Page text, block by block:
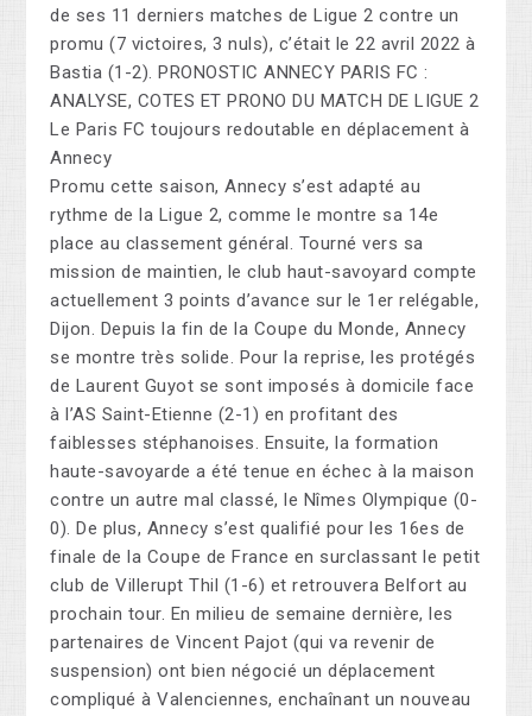
de ses 11 derniers matches de Ligue 2 contre un
promu (7 victoires, 3 nuls), c’était le 22 avril 2022 à
Bastia (1-2). PRONOSTIC ANNECY PARIS FC :
ANALYSE, COTES ET PRONO DU MATCH DE LIGUE 2
Le Paris FC toujours redoutable en déplacement à
Annecy
Promu cette saison, Annecy s’est adapté au
rythme de la Ligue 2, comme le montre sa 14e
place au classement général. Tourné vers sa
mission de maintien, le club haut-savoyard compte
actuellement 3 points d’avance sur le 1er relégable,
Dijon. Depuis la fin de la Coupe du Monde, Annecy
se montre très solide. Pour la reprise, les protégés
de Laurent Guyot se sont imposés à domicile face
à l’AS Saint-Etienne (2-1) en profitant des
faiblesses stéphanoises. Ensuite, la formation
haute-savoyarde a été tenue en échec à la maison
contre un autre mal classé, le Nîmes Olympique (0-
0). De plus, Annecy s’est qualifié pour les 16es de
finale de la Coupe de France en surclassant le petit
club de Villerupt Thil (1-6) et retrouvera Belfort au
prochain tour. En milieu de semaine dernière, les
partenaires de Vincent Pajot (qui va revenir de
suspension) ont bien négocié un déplacement
compliqué à Valenciennes, enchaînant un nouveau